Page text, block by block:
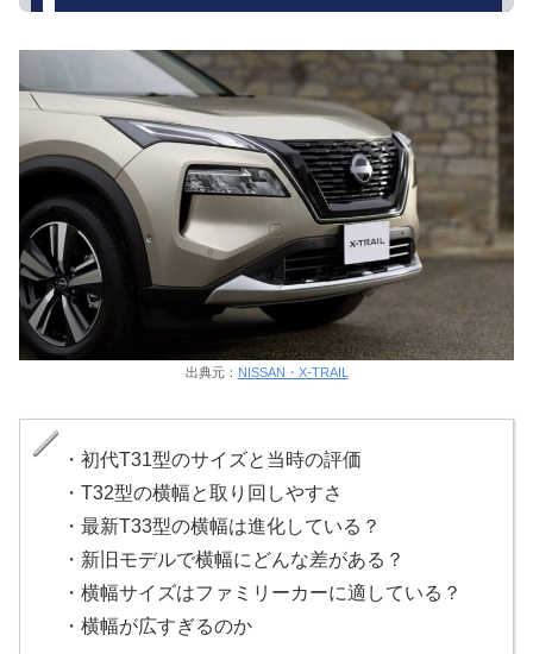
出典元： NISSAN・X-TRAIL
・初代T31型のサイズと当時の評価
・T32型の横幅と取り回しやすさ
・最新T33型の横幅は進化している？
・新旧モデルで横幅にどんな差がある？
・横幅サイズはファミリーカーに適している？
・横幅が広すぎるのか